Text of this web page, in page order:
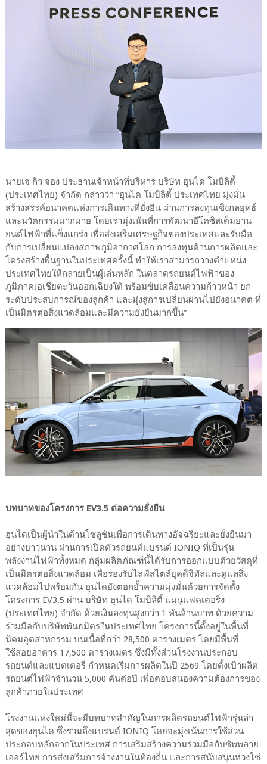
นายเจ กิว จอง ประธานเจ้าหน้าที่บริหาร บริษัท ฮุนได โมบิลิตี้
(ประเทศไทย) จำกัด กล่าวว่า “ฮุนได โมบิลิตี้ ประเทศไทย มุ่งมั่น
สร้างสรรค์อนาคตแห่งการเดินทางที่ยั่งยืน ผ่านการลงทุนเชิงกลยุทธ์
และนวัตกรรมมากมาย โดยเรามุ่งเน้นที่การพัฒนาอีโคซิสเต็มยาน
ยนต์ไฟฟ้าที่แข็งแกร่ง เพื่อส่งเสริมเศรษฐกิจของประเทศและรับมือ
กับการเปลี่ยนแปลงสภาพภูมิอากาศโลก การลงทุนด้านการผลิตและ
โครงสร้างพื้นฐานในประเทศครั้งนี้ ทำให้เราสามารถวางตำแหน่ง
ประเทศไทยให้กลายเป็นผู้เล่นหลัก ในตลาดรถยนต์ไฟฟ้าของ
ภูมิภาคเอเชียตะวันออกเฉียงใต้ พร้อมขับเคลื่อนความก้าวหน้า ยก
ระดับประสบการณ์ของลูกค้า และมุ่งสู่การเปลี่ยนผ่านไปยังอนาคต ที่
เป็นมิตรต่อสิ่งแวดล้อมและมีความยั่งยืนมากขึ้น”
บทบาทของโครงการ EV3.5 ต่อความยั่งยืน
ฮุนไดเป็นผู้นำในด้านโซลูชันเพื่อการเดินทางอัจฉริยะและยั่งยืนมา
อย่างยาวนาน ผ่านการเปิดตัวรถยนต์แบรนด์ IONIQ ที่เป็นรุ่น
พลังงานไฟฟ้าทั้งหมด กลุ่มผลิตภัณฑ์นี้ได้รับการออกแบบด้วยวัสดุที่
เป็นมิตรต่อสิ่งแวดล้อม เพื่อรองรับไลฟ์สไตล์ยุคดิจิทัลและดูแลสิ่ง
แวดล้อมไปพร้อมกัน ฮุนไดยังตอกย้ำความมุ่งมั่นด้วยการจัดตั้ง
โครงการ EV3.5 ผ่าน บริษัท ฮุนได โมบิลิตี้ แมนูแฟคเตอริ่ง
(ประเทศไทย) จำกัด ด้วยเงินลงทุนสูงกว่า 1 พันล้านบาท ด้วยความ
ร่วมมือกับบริษัทพันธมิตรในประเทศไทย โครงการนี้ตั้งอยู่ในพื้นที่
นิคมอุตสาหกรรม บนเนื้อที่กว่า 28,500 ตารางเมตร โดยมีพื้นที่
ใช้สอยอาคาร 17,500 ตารางเมตร ซึ่งมีทั้งส่วนโรงงานประกอบ
รถยนต์และแบตเตอรี่ กำหนดเริ่มการผลิตในปี 2569 โดยตั้งเป้าผลิต
รถยนต์ไฟฟ้าจำนวน 5,000 คันต่อปี เพื่อตอบสนองความต้องการของ
ลูกค้าภายในประเทศ
โรงงานแห่งใหม่นี้จะมีบทบาทสำคัญในการผลิตรถยนต์ไฟฟ้ารุ่นล่า
สุดของฮุนได ซึ่งรวมถึงแบรนด์ IONIQ โดยจะมุ่งเน้นการใช้ส่วน
ประกอบหลักจากในประเทศ การเสริมสร้างความร่วมมือกับซัพพลาย
เออร์ไทย การส่งเสริมการจ้างงานในท้องถิ่น และการสนับสนุนห่วงโซ่